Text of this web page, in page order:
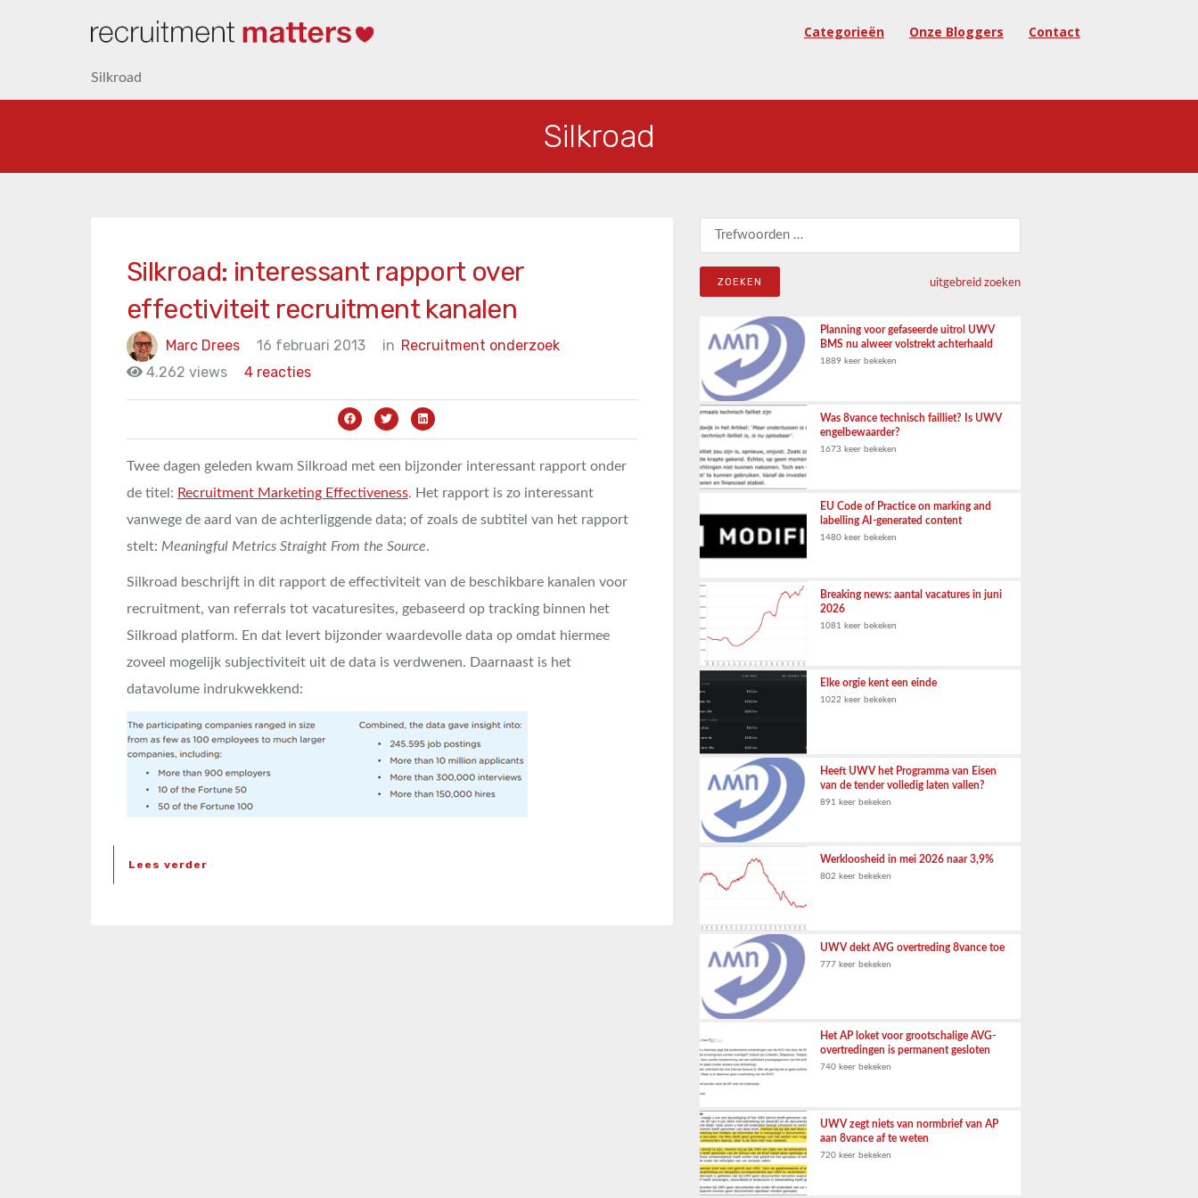
Categorieën Onze Bloggers Contact
Silkroad
Silkroad
Silkroad: interessant rapport over
effectiviteit recruitment kanalen
Marc Drees 16 februari 2013 in Recruitment onderzoek
4.262 views
4 reacties
Twee dagen geleden kwam Silkroad met een bijzonder interessant rapport onder
de titel: Recruitment Marketing Effectiveness. Het rapport is zo interessant
vanwege de aard van de achterliggende data; of zoals de subtitel van het rapport
stelt: Meaningful Metrics Straight From the Source.
Silkroad beschrijft in dit rapport de effectiviteit van de beschikbare kanalen voor
recruitment, van referrals tot vacaturesites, gebaseerd op tracking binnen het
Silkroad platform. En dat levert bijzonder waardevolle data op omdat hiermee
zoveel mogelijk subjectiviteit uit de data is verdwenen. Daarnaast is het
datavolume indrukwekkend:
Lees verder
Zoeken naar:
uitgebreid zoeken
Planning voor gefaseerde uitrol UWV
BMS nu alweer volstrekt achterhaald
1889 keer bekeken
Was 8vance technisch failliet? Is UWV
engelbewaarder?
1673 keer bekeken
EU Code of Practice on marking and
labelling AI-generated content
1480 keer bekeken
Breaking news: aantal vacatures in juni
2026
1081 keer bekeken
Elke orgie kent een einde
1022 keer bekeken
Heeft UWV het Programma van Eisen
van de tender volledig laten vallen?
891 keer bekeken
Werkloosheid in mei 2026 naar 3,9%
802 keer bekeken
UWV dekt AVG overtreding 8vance toe
777 keer bekeken
Het AP loket voor grootschalige AVG-
overtredingen is permanent gesloten
740 keer bekeken
UWV zegt niets van normbrief van AP
aan 8vance af te weten
720 keer bekeken